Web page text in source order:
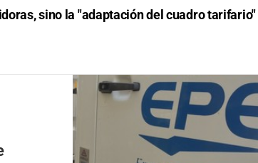
sino la "adaptación del cuadro tarifario"